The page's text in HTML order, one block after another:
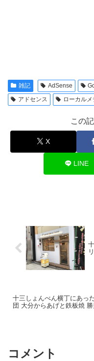
雑記 AdSense
アドセンス
ローカルメ
この
X
LINE
十三しょんべん横丁にあっ
団 大分からあげと鉄板焼 勝
コメント